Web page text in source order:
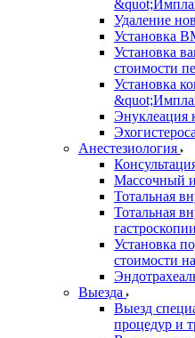
Удаление
Установка
Установка
стоимости
Установка
Энуклеация
Анестезиология
Массочный
Тотальная
Тотальная
гастроскопии
Установка
стоимости
Выезда
Выезд
процедур и